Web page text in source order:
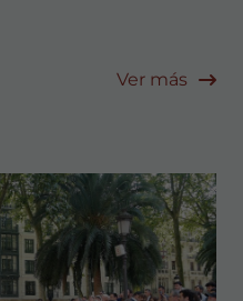
Ver más